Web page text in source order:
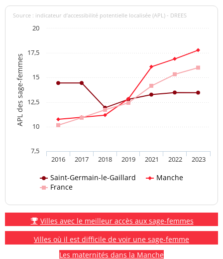
APL des sage-femmes
Source : indicateur d’accessibilité potentielle localisée (APL) - DREES
Saint-Germain-le-Gaillard
Manche
France
2016 2017 2018 2019 2021 2022 2023
7,5
10
12,5
15
17,5
20
Villes avec le meilleur accès aux sage-femmes
Villes où il est difficile de voir une sage-femme
Les maternités dans la Manche